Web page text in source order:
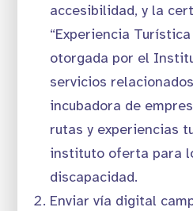
accesibilidad, y la
“Experiencia
otorgada por el
servicios
incubadora de
rutas y experiencias
instituto oferta para
discapacidad.
Enviar vía digital